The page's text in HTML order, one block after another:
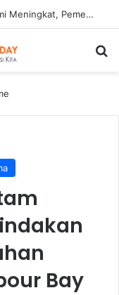
69 Tahun Riau: Pertumbuhan Ekonomi Meningkat, Pemerataan jadi Tantangan
Bay